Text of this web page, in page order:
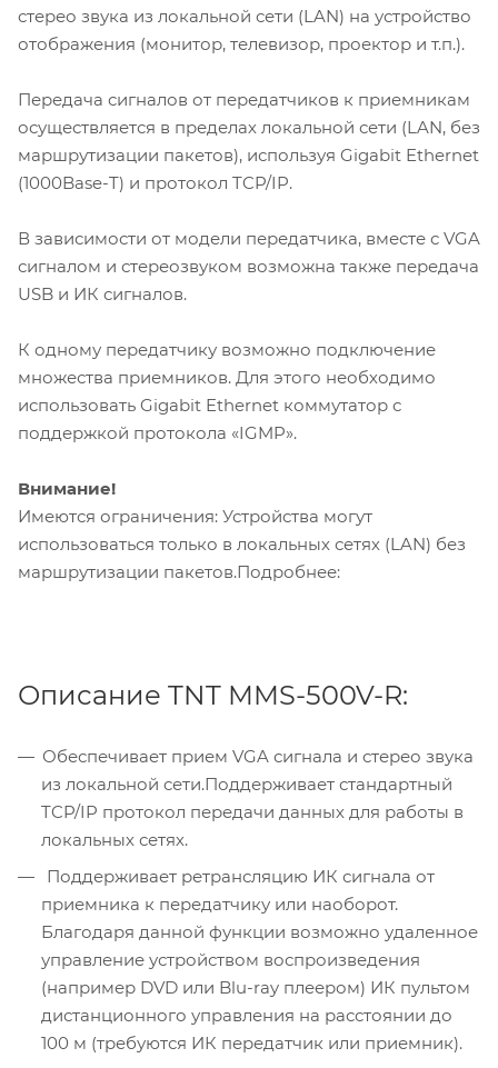
стерео звука из локальной сети (LAN) на устройство
отображения (монитор, телевизор, проектор и т.п.).
Передача сигналов от передатчиков к приемникам
осуществляется в пределах локальной сети (LAN, без
маршрутизации пакетов), используя Gigabit Ethernet
(1000Base-T) и протокол TCP/IP.
В зависимости от модели передатчика, вместе с VGA
сигналом и стереозвуком возможна также передача
USB и ИК сигналов.
К одному передатчику возможно подключение
множества приемников. Для этого необходимо
использовать Gigabit Ethernet коммутатор с
поддержкой протокола «IGMP».
Внимание!
Имеются ограничения: Устройства могут
использоваться только в локальных сетях (LAN) без
маршрутизации пакетов.Подробнее:
Описание TNT MMS-500V-R:
Обеспечивает прием VGA сигнала и стерео звука
из локальной сети.Поддерживает стандартный
TCP/IP протокол передачи данных для работы в
локальных сетях.
Поддерживает ретрансляцию ИК сигнала от
приемника к передатчику или наоборот.
Благодаря данной функции возможно удаленное
управление устройством воспроизведения
(например DVD или Blu-ray плеером) ИК пультом
дистанционного управления на расстоянии до
100 м (требуются ИК передатчик или приемник).